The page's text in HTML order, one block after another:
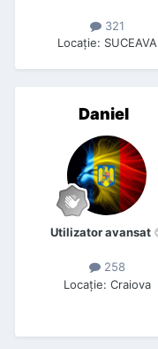
321
Locaţie: SUCEAVA
Daniel
Utilizator avansat
258
Locaţie: Craiova